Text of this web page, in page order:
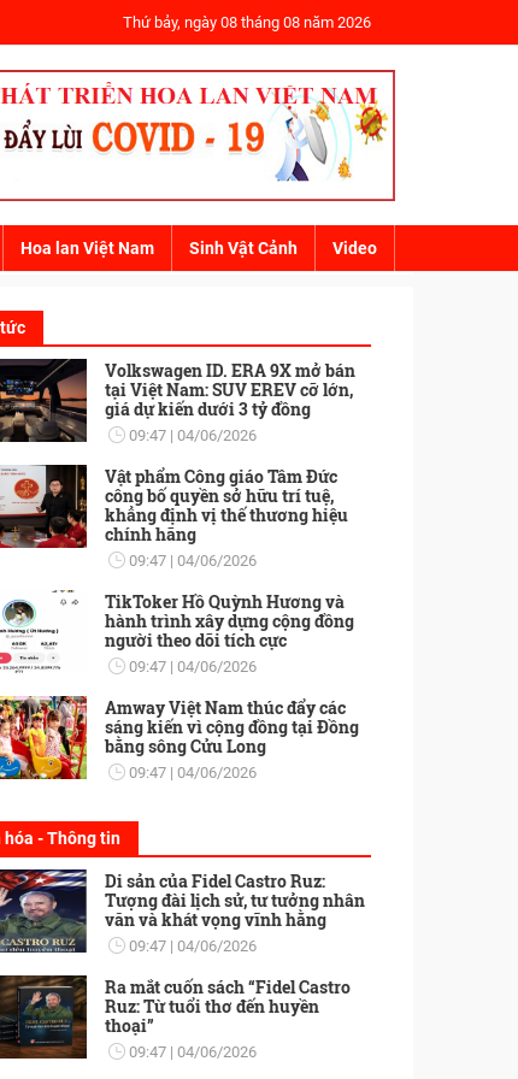
Thứ bảy, ngày 08 tháng 08 năm 2026
Hoa lan Việt Nam Sinh Vật Cảnh Video
Volkswagen ID. ERA 9X mở bán
tại Việt Nam: SUV EREV cỡ lớn,
giá dự kiến dưới 3 tỷ đồng
09:47 04/06/2026
Vật phẩm Công giáo Tâm Đức
công bố quyền sở hữu trí tuệ,
khẳng định vị thế thương hiệu
chính hãng
09:47 04/06/2026
TikToker Hồ Quỳnh Hương và
hành trình xây dựng cộng đồng
người theo dõi tích cực
09:47 04/06/2026
Amway Việt Nam thúc đẩy các
sáng kiến vì cộng đồng tại Đồng
bằng sông Cửu Long
09:47 04/06/2026
hóa - Thông tin
Di sản của Fidel Castro Ruz:
Tượng đài lịch sử, tư tưởng nhân
văn và khát vọng vĩnh hằng
09:47 04/06/2026
Ra mắt cuốn sách “Fidel Castro
Ruz: Từ tuổi thơ đến huyền
thoại”
09:47 04/06/2026